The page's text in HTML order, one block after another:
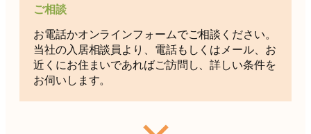
ご相談
お電話かオンラインフォームでご相談ください。
当社の入居相談員より、電話もしくはメール、お
近くにお住まいであればご訪問し、詳しい条件を
お伺いします。